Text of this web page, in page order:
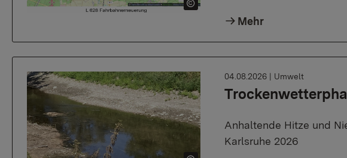
Mehr
04.08.2026 | Umwelt
Anhaltende Hitze und
Karlsruhe 2026